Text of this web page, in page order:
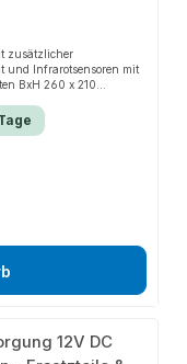
zusätzlicher
und Infrarotsensoren mit
BxH 260 x 210
für Brausekopf und
230 V AC / 12
RFID-Anbindung
Zubehör:Netzteil